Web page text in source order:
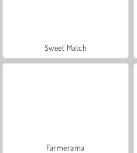
Sweet Match
Farmerama